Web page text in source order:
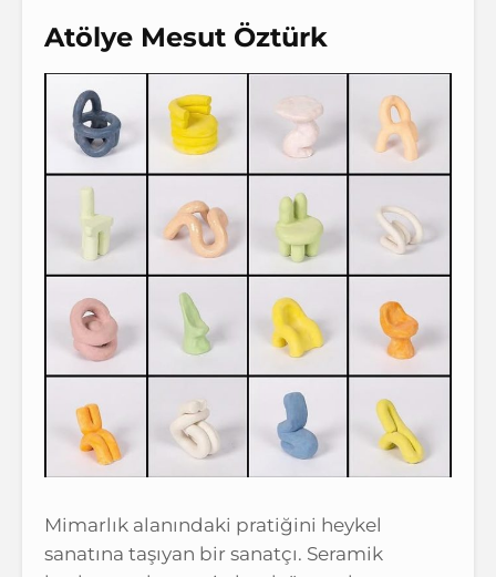
Atölye Mesut Öztürk
Mimarlık alanındaki pratiğini heykel
sanatına taşıyan bir sanatçı. Seramik